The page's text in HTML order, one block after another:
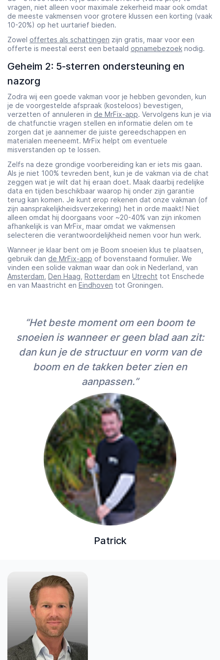
vragen, niet alleen voor maximale zekerheid maar ook omdat
de meeste vakmensen voor grotere klussen een korting (vaak
10-20%) op het uurtarief bieden.
Zowel offertes als schattingen zijn gratis, maar voor een
offerte is meestal eerst een betaald opnamebezoek nodig.
Geheim 2: 5-sterren ondersteuning en
nazorg
Zodra wij een goede vakman voor je hebben gevonden, kun
je de voorgestelde afspraak (kosteloos) bevestigen,
verzetten of annuleren in de MrFix-app. Vervolgens kun je via
de chatfunctie vragen stellen en informatie delen om te
zorgen dat je aannemer de juiste gereedschappen en
materialen meeneemt. MrFix helpt om eventuele
misverstanden op te lossen.
Zelfs na deze grondige voorbereiding kan er iets mis gaan.
Als je niet 100% tevreden bent, kun je de vakman via de chat
zeggen wat je wilt dat hij eraan doet. Maak daarbij redelijke
data en tijden beschikbaar waarop hij onder zijn garantie
terug kan komen. Je kunt erop rekenen dat onze vakman (of
zijn aansprakelijkheidsverzekering) het in orde maakt! Niet
alleen omdat hij doorgaans voor ~20-40% van zijn inkomen
afhankelijk is van MrFix, maar omdat we vakmensen
selecteren die verantwoordelijkheid nemen voor hun werk.
Wanneer je klaar bent om je Boom snoeien klus te plaatsen,
gebruik dan de MrFix-app of bovenstaand formulier. We
vinden een solide vakman waar dan ook in Nederland, van
Amsterdam Den Haag Rotterdam en Utrecht tot Enschede
en van Maastricht en Eindhoven tot Groningen.
“Het beste moment om een boom te
snoeien is wanneer er geen blad aan zit:
dan kun je de structuur en vorm van de
boom en de takken beter zien en
aanpassen.”
Patrick